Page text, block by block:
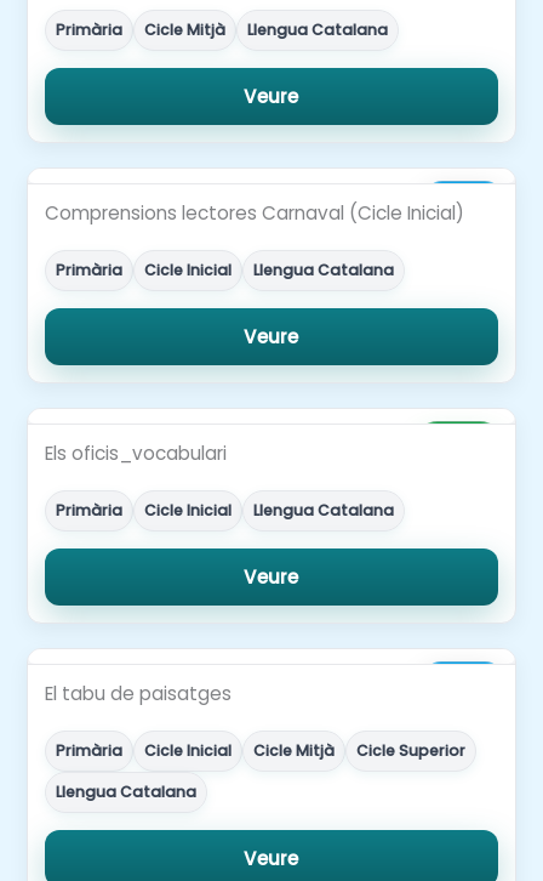
Primària Cicle Mitjà Llengua Catalana
Veure
3,50€
Comprensions lectores Carnaval (Cicle Inicial)
Primària Cicle Inicial Llengua Catalana
Veure
Els oficis_vocabulari
Primària Cicle Inicial Llengua Catalana
Veure
El tabu de paisatges
Primària Cicle Inicial Cicle Mitjà
Cicle Superior
Llengua Catalana
Veure